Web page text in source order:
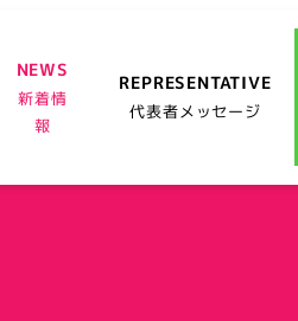
NEWS
新着情
報
REPRESENTATIVE
代表者メッセージ